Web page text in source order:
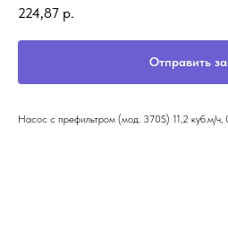
224,87 р.
Отправить
Насос с префильтром (мод. 370S) 11,2 куб.м/